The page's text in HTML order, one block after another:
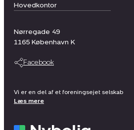
Hovedkontor
Nørregade 49
1165 København K
Facebook
Vi er en del af et foreningsejet selskab
Læs mere